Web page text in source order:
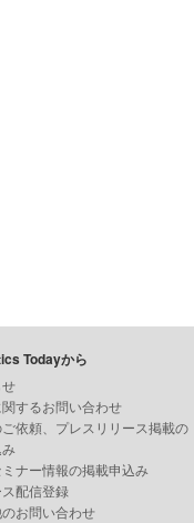
Todayから
するお問い合わせ
依頼、プレスリリース掲載の
ナー情報の掲載申込み
配信登録
お問い合わせ